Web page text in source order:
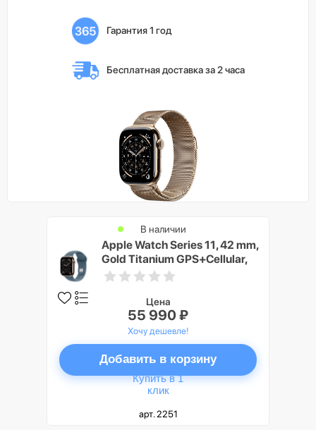
Гарантия 1 год
Бесплатная доставка за 2 часа
Apple Watch Series 11, 42 mm,
Gold Titanium GPS+Cellular,
Anchor blue Sport Band M/L
В наличии
Цена
55 990 ₽
Хочу дешевле!
Добавить в корзину
Купить в 1
клик
арт. 2251